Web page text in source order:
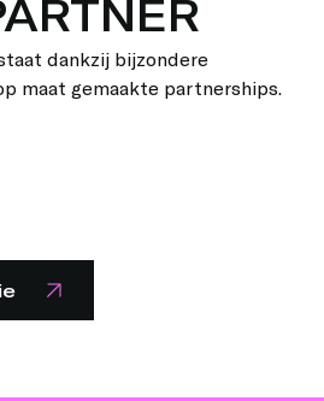
dankzij bijzondere
maat gemaakte partnerships.